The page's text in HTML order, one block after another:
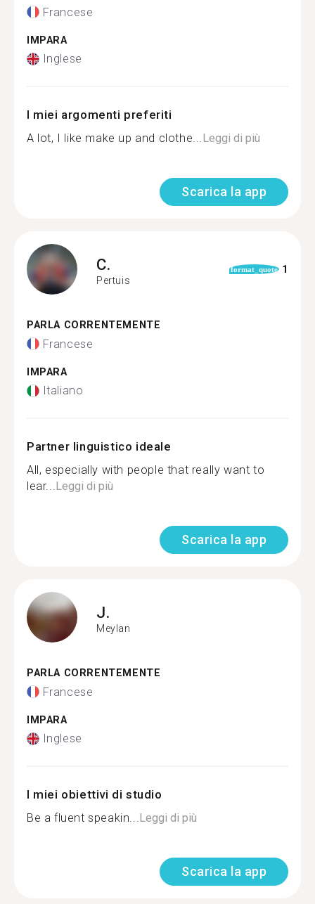
Francese
IMPARA
Inglese
I miei argomenti preferiti
A lot, I like make up and clothe...Leggi di più
Scarica la app
C.
Pertuis
format_quote 1
PARLA CORRENTEMENTE
Francese
IMPARA
Italiano
Partner linguistico ideale
All, especially with people that really want to
lear...Leggi di più
Scarica la app
J.
Meylan
PARLA CORRENTEMENTE
Francese
IMPARA
Inglese
I miei obiettivi di studio
Be a fluent speakin...Leggi di più
Scarica la app